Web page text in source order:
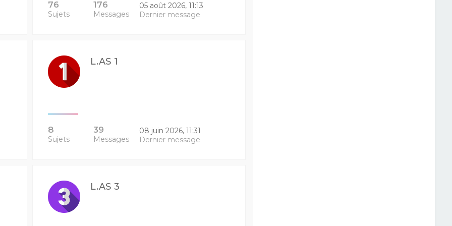
76
Sujets
176
Messages
05 août 2026, 11:13
Dernier message
L.AS 1
8
Sujets
39
Messages
08 juin 2026, 11:31
Dernier message
L.AS 3